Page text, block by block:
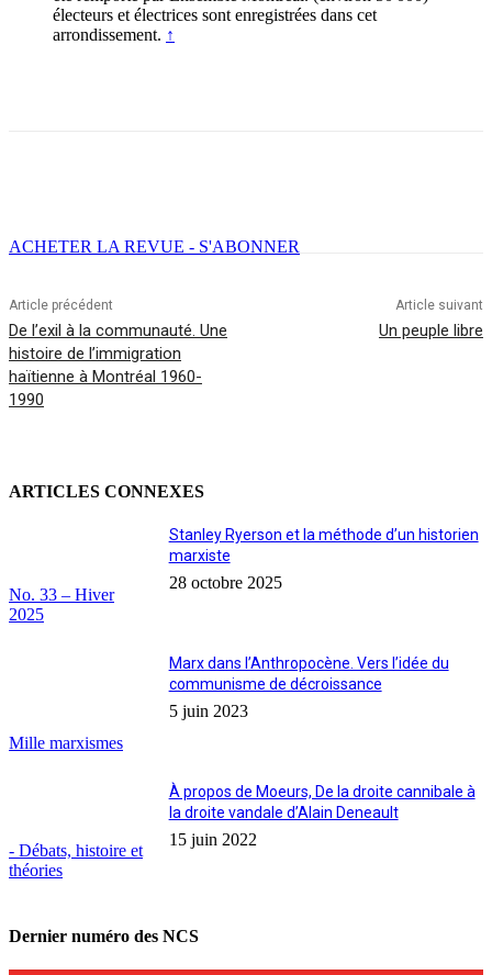
électeurs et électrices sont enregistrées dans cet
arrondissement. ↑
ACHETER LA REVUE - S'ABONNER
Article précédent
De l’exil à la communauté. Une
histoire de l’immigration
haïtienne à Montréal 1960-
1990
Article suivant
Un peuple libre
ARTICLES CONNEXES
No. 33 – Hiver
2025
Stanley Ryerson et la méthode d’un historien
marxiste
28 octobre 2025
Mille marxismes
Marx dans l’Anthropocène. Vers l’idée du
communisme de décroissance
5 juin 2023
- Débats, histoire et
théories
À propos de Moeurs, De la droite cannibale à
la droite vandale d’Alain Deneault
15 juin 2022
Dernier numéro des NCS